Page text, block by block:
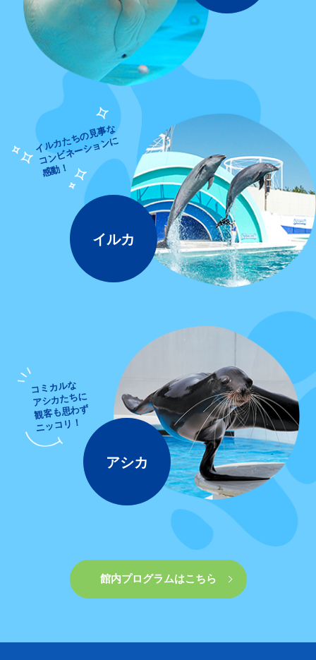
イルカたちの見事な
コンビネーションに
感動！
イルカ
コミカルな
アシカたちに
観客も思わず
ニッコリ！
アシカ
館内プログラムはこちら